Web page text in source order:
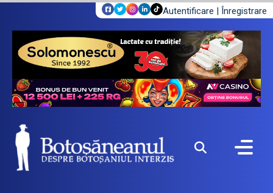
Autentificare | Înregistrare